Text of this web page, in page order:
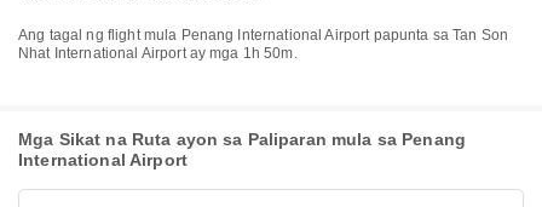
Ang tagal ng flight mula Penang International Airport papunta sa Tan Son
Nhat International Airport ay mga 1h 50m.
Mga Sikat na Ruta ayon sa Paliparan mula sa Penang
International Airport